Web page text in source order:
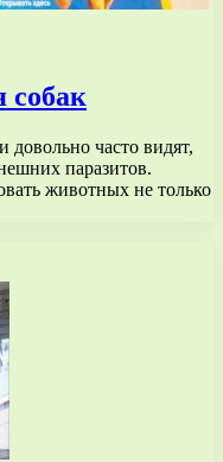
собак
довольно часто видят,
паразитов.
животных не только